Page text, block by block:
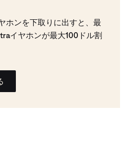
ホンを下取りに出すと、最
イヤホンが最大100ドル割